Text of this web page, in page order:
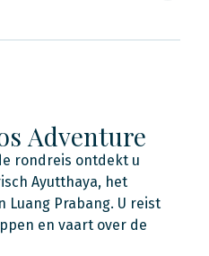
Adventure
rondreis ontdekt u
Ayutthaya, het
Luang Prabang. U reist
en vaart over de